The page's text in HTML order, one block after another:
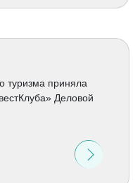
туризма приняла
Деловой